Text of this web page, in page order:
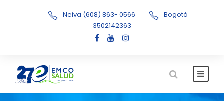
Neiva (608) 863- 0566
Bogotá
3502142363